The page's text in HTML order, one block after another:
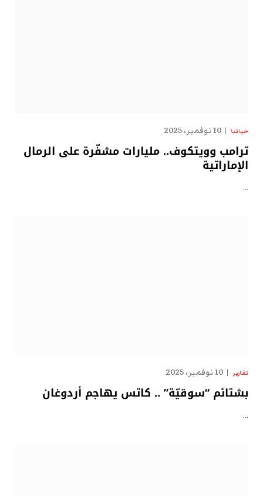
حياتنا 10 نوفمبر، 2025
ترامب وويتكوف.. مليارات مشفّرة على الرمال
الإماراتية
…
تقارير 10 نوفمبر، 2025
بشتائم “سوقيّة” .. كاتس يهاجم أردوغان
…